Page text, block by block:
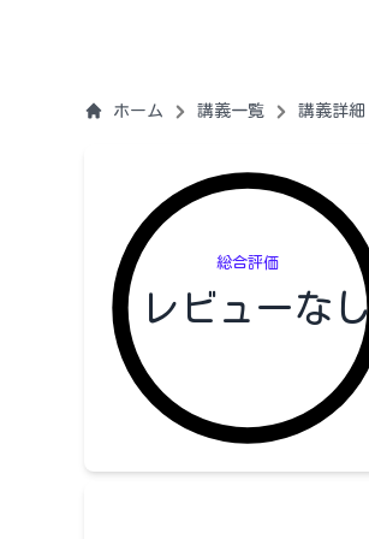
ホーム 講義一覧 講義詳細
総合評価
レビューなし